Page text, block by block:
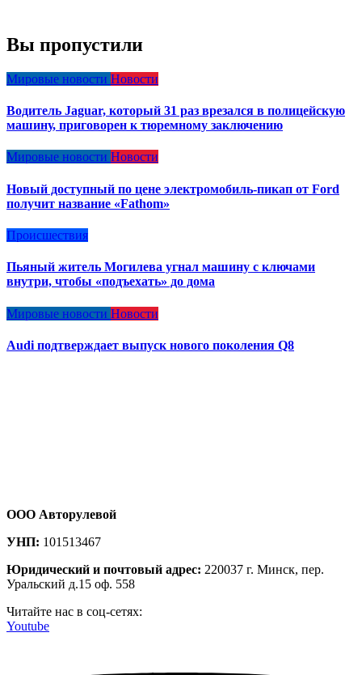
Вы пропустили
Мировые новости Новости
Водитель Jaguar, который 31 раз врезался в полицейскую
машину, приговорен к тюремному заключению
Мировые новости Новости
Новый доступный по цене электромобиль-пикап от Ford
получит название «Fathom»
Происшествия
Пьяный житель Могилева угнал машину с ключами
внутри, чтобы «подъехать» до дома
Мировые новости Новости
Audi подтверждает выпуск нового поколения Q8
ООО Авторулевой
УНП: 101513467
Юридический и почтовый адрес: 220037 г. Минск, пер.
Уральский д.15 оф. 558
Читайте нас в соц-сетях:
Youtube